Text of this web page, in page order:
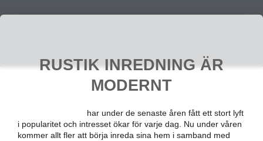
RUSTIK INREDNING ÄR
MODERNT
har under de senaste åren fått ett stort lyft
i popularitet och intresset ökar för varje dag. Nu under våren
kommer allt fler att börja inreda sina hem i samband med